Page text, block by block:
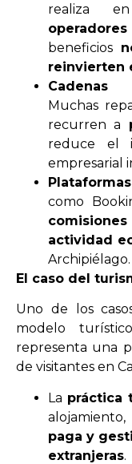
realiza
beneficios
reinvierten
Cadenas
Muchas
recurren a
reduce el
empresarial
como
actividad
Archipiélago.
El caso del
Uno de los
modelo
representa una
de visitantes en
La práctica
paga y
extranjeras.